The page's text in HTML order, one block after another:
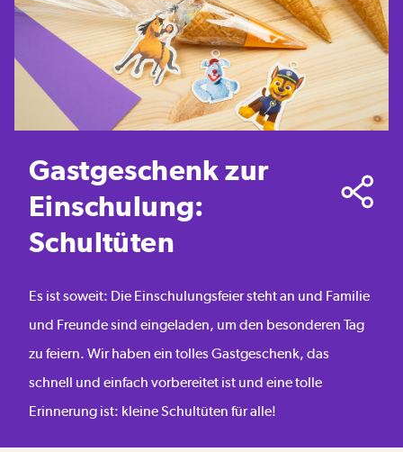
Gastgeschenk zur
Einschulung:
Schultüten
Es ist soweit: Die Einschulungsfeier steht an und Familie
und Freunde sind eingeladen, um den besonderen Tag
zu feiern. Wir haben ein tolles Gastgeschenk, das
schnell und einfach vorbereitet ist und eine tolle
Erinnerung ist: kleine Schultüten für alle!